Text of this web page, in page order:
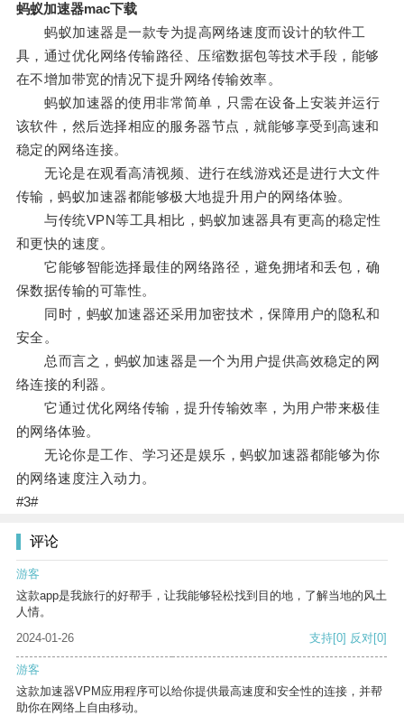
蚂蚁加速器mac下载
蚂蚁加速器是一款专为提高网络速度而设计的软件工
具，通过优化网络传输路径、压缩数据包等技术手段，能够
在不增加带宽的情况下提升网络传输效率。
蚂蚁加速器的使用非常简单，只需在设备上安装并运行
该软件，然后选择相应的服务器节点，就能够享受到高速和
稳定的网络连接。
无论是在观看高清视频、进行在线游戏还是进行大文件
传输，蚂蚁加速器都能够极大地提升用户的网络体验。
与传统VPN等工具相比，蚂蚁加速器具有更高的稳定性
和更快的速度。
它能够智能选择最佳的网络路径，避免拥堵和丢包，确
保数据传输的可靠性。
同时，蚂蚁加速器还采用加密技术，保障用户的隐私和
安全。
总而言之，蚂蚁加速器是一个为用户提供高效稳定的网
络连接的利器。
它通过优化网络传输，提升传输效率，为用户带来极佳
的网络体验。
无论你是工作、学习还是娱乐，蚂蚁加速器都能够为你
的网络速度注入动力。
#3#
评论
游客
这款app是我旅行的好帮手，让我能够轻松找到目的地，了解当地的风土
人情。
2024-01-26
支持[0] 反对[0]
游客
这款加速器VPM应用程序可以给你提供最高速度和安全性的连接，并帮
助你在网络上自由移动。